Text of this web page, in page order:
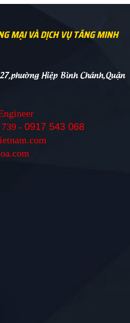
MẠI VÀ DỊCH VỤ TĂNG MINH
Hiệp Bình Chánh,Quận
- 0917 543 068